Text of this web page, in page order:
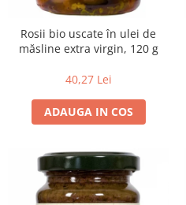
Rosii bio uscate în ulei de
măsline extra virgin, 120 g
40,27 Lei
ADAUGA IN COS